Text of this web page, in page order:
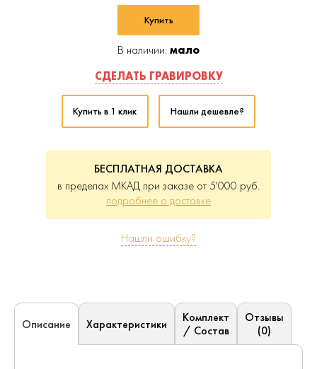
Купить
В наличии: мало
СДЕЛАТЬ ГРАВИРОВКУ
Купить в 1 клик Нашли дешевле?
БЕСПЛАТНАЯ ДОСТАВКА
в пределах МКАД при заказе от 5'000 руб.
подробнее о доставке
Нашли ошибку?
Описание Характеристики
Комплект
/ Состав
Отзывы
(0)